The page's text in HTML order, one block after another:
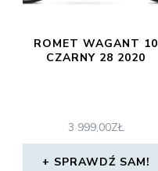
ROMET WAGANT 10
CZARNY 28 2020
3 999,00ZŁ
SPRAWDŹ SAM!